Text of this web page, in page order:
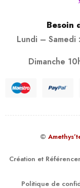
Besoin
Lundi –
Dimanche
©
Création et
Politique de